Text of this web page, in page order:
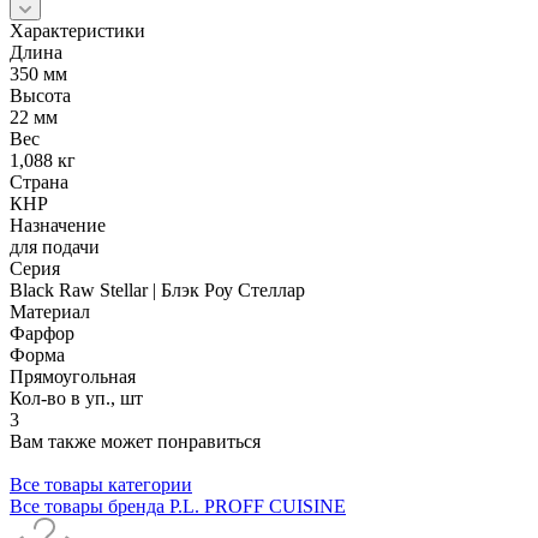
Характеристики
Длина
350 мм
Высота
22 мм
Вес
1,088 кг
Страна
КНР
Назначение
для подачи
Серия
Black Raw Stellar | Блэк Роу Стеллар
Материал
Фарфор
Форма
Прямоугольная
Кол-во в уп., шт
3
Вам также может понравиться
Все товары категории
Все товары бренда P.L. PROFF CUISINE